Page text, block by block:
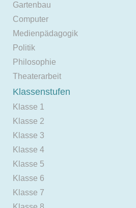
Gartenbau
Computer
Medienpädagogik
Politik
Philosophie
Theaterarbeit
Klassenstufen
Klasse 1
Klasse 2
Klasse 3
Klasse 4
Klasse 5
Klasse 6
Klasse 7